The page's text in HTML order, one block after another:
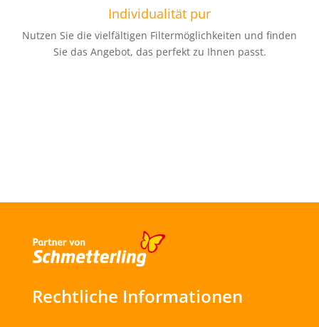
Individualität pur
Nutzen Sie die vielfältigen Filtermöglichkeiten und finden
Sie das Angebot, das perfekt zu Ihnen passt.
Rechtliche Informationen